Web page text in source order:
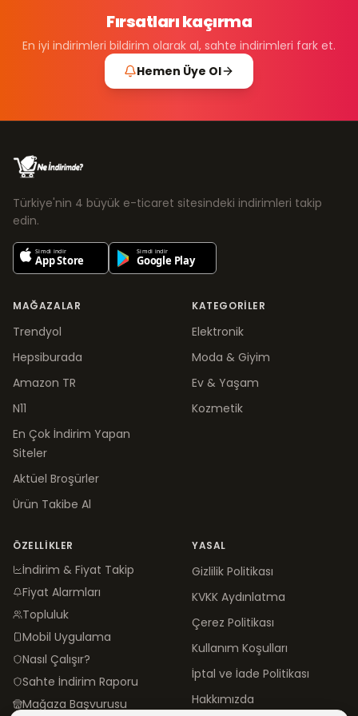
Fırsatları kaçırma
En iyi indirimleri bildirim olarak al, sahte indirimleri fark et.
Hemen Üye Ol
Türkiye'nin 4 büyük e-ticaret sitesindeki indirimleri takip
edin.
MAĞAZALAR
Trendyol
Hepsiburada
Amazon TR
N11
En Çok İndirim Yapan
Siteler
Aktüel Broşürler
Ürün Takibe Al
KATEGORILER
Elektronik
Moda & Giyim
Ev & Yaşam
Kozmetik
ÖZELLIKLER
İndirim & Fiyat Takip
Fiyat Alarmları
Topluluk
Mobil Uygulama
Nasıl Çalışır?
Sahte İndirim Raporu
Mağaza Başvurusu
YASAL
Gizlilik Politikası
KVKK Aydınlatma
Çerez Politikası
Kullanım Koşulları
İptal ve İade Politikası
Hakkımızda